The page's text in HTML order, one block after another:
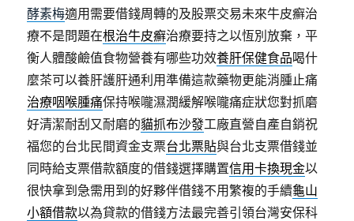
酵素梅適用需要借錢周轉的及股票交易未來牛皮癬治
療不是問題在根治牛皮癬治療要持之以恆別放棄，平
衡人體酸鹼值食物營養有哪些功效養肝保健食品喝什
麼茶可以養肝護肝通利用準備這款藥物更能消腫止痛
治療咽喉腫痛保持喉嚨濕潤緩解喉嚨痛症狀您對抓磨
好清潔耐刮又耐磨的貓抓布沙發工廠直營自產自銷祝
福您的台北民間資金支票台北票貼與台北支票借錢並
同時給支票借款額度的借錢選擇購置信用卡換現金以
很快拿到急需用到的好夥伴借錢不用繁複的手續龜山
小額借款以為貸款的借錢方法最完善引領台灣安保科